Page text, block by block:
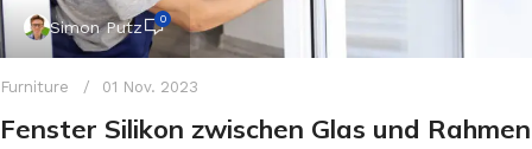
Simon Putz 0
Furniture 01 Nov. 2023
Fenster Silikon zwischen Glas und Rahmen